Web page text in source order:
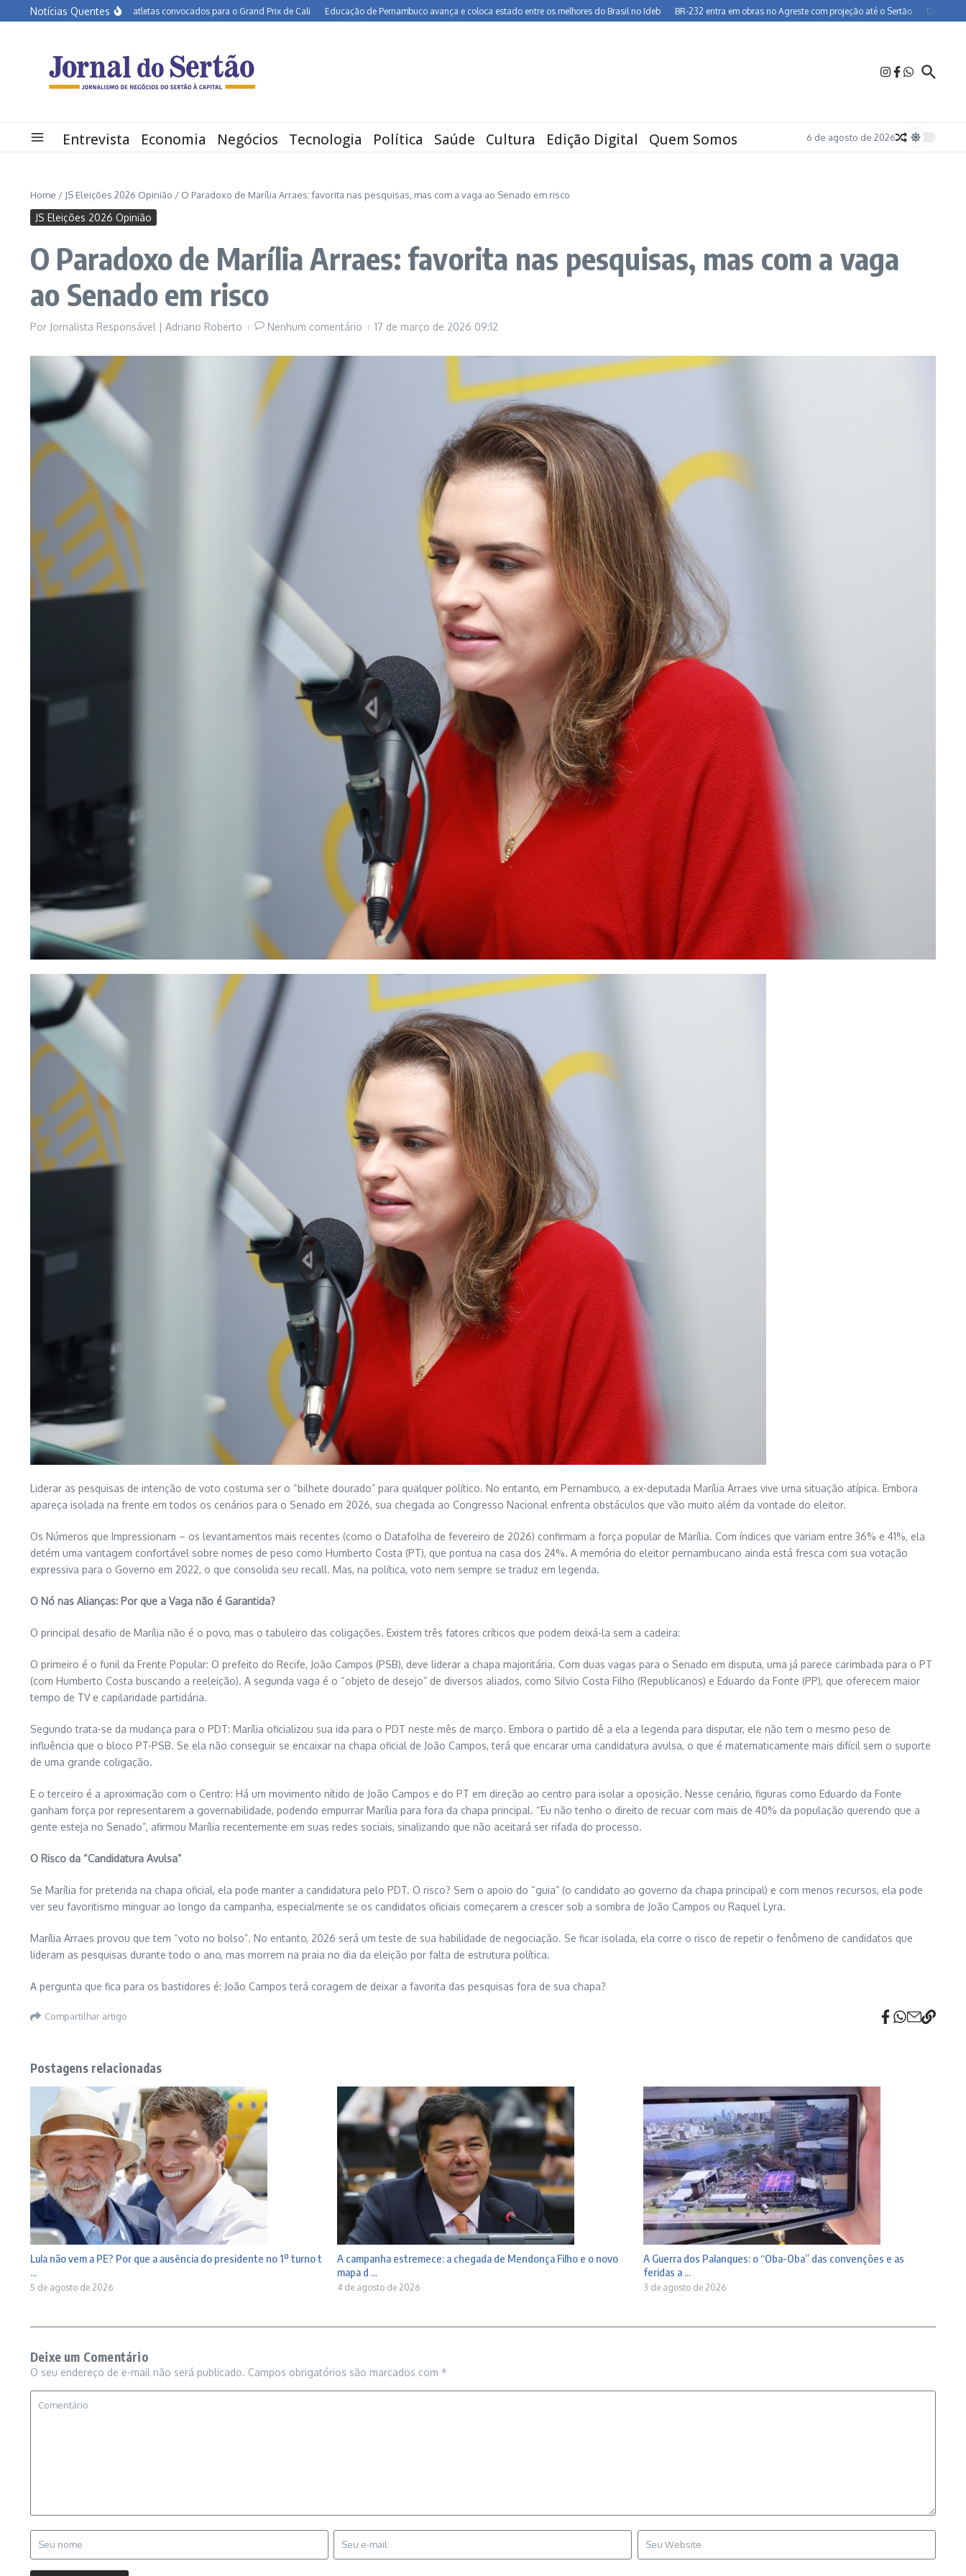
Ir para o conteúdo
Notícias Quentes
APA Petrolina tem três atletas convocados para o Grand Prix de Cali Educação de Pernambuco avança e coloca estado entre os melhores do Brasil no Ideb BR-232 entra em obras no Agreste com projeção até o Sertão Dia dos Pais deve
Entrevista Economia Negócios Tecnologia Política Saúde Cultura Edição Digital Quem Somos 6 de agosto de 2026
Home / JS Eleições 2026 Opinião / O Paradoxo de Marília Arraes: favorita nas pesquisas, mas com a vaga ao Senado em risco
JS Eleições 2026 Opinião
O Paradoxo de Marília Arraes: favorita nas pesquisas, mas com a vaga
ao Senado em risco
Por Jornalista Responsável | Adriano Roberto Nenhum comentário 17 de março de 2026 09:12
Liderar as pesquisas de intenção de voto costuma ser o “bilhete dourado” para qualquer político. No entanto, em Pernambuco, a ex-deputada Marília Arraes vive uma situação atípica. Embora
apareça isolada na frente em todos os cenários para o Senado em 2026, sua chegada ao Congresso Nacional enfrenta obstáculos que vão muito além da vontade do eleitor.
Os Números que Impressionam – os levantamentos mais recentes (como o Datafolha de fevereiro de 2026) confirmam a força popular de Marília. Com índices que variam entre 36% e 41%, ela
detém uma vantagem confortável sobre nomes de peso como Humberto Costa (PT), que pontua na casa dos 24%. A memória do eleitor pernambucano ainda está fresca com sua votação
expressiva para o Governo em 2022, o que consolida seu recall. Mas, na política, voto nem sempre se traduz em legenda.
O Nó nas Alianças: Por que a Vaga não é Garantida?
O principal desafio de Marília não é o povo, mas o tabuleiro das coligações. Existem três fatores críticos que podem deixá-la sem a cadeira:
O primeiro é o funil da Frente Popular: O prefeito do Recife, João Campos (PSB), deve liderar a chapa majoritária. Com duas vagas para o Senado em disputa, uma já parece carimbada para o PT
(com Humberto Costa buscando a reeleição). A segunda vaga é o “objeto de desejo” de diversos aliados, como Silvio Costa Filho (Republicanos) e Eduardo da Fonte (PP), que oferecem maior
tempo de TV e capilaridade partidária.
Segundo trata-se da mudança para o PDT: Marília oficializou sua ida para o PDT neste mês de março. Embora o partido dê a ela a legenda para disputar, ele não tem o mesmo peso de
influência que o bloco PT-PSB. Se ela não conseguir se encaixar na chapa oficial de João Campos, terá que encarar uma candidatura avulsa, o que é matematicamente mais difícil sem o suporte
de uma grande coligação.
E o terceiro é a aproximação com o Centro: Há um movimento nítido de João Campos e do PT em direção ao centro para isolar a oposição. Nesse cenário, figuras como Eduardo da Fonte
ganham força por representarem a governabilidade, podendo empurrar Marília para fora da chapa principal. “Eu não tenho o direito de recuar com mais de 40% da população querendo que a
gente esteja no Senado”, afirmou Marília recentemente em suas redes sociais, sinalizando que não aceitará ser rifada do processo.
O Risco da “Candidatura Avulsa”
Se Marília for preterida na chapa oficial, ela pode manter a candidatura pelo PDT. O risco? Sem o apoio do “guia” (o candidato ao governo da chapa principal) e com menos recursos, ela pode
ver seu favoritismo minguar ao longo da campanha, especialmente se os candidatos oficiais começarem a crescer sob a sombra de João Campos ou Raquel Lyra.
Marília Arraes provou que tem “voto no bolso”. No entanto, 2026 será um teste de sua habilidade de negociação. Se ficar isolada, ela corre o risco de repetir o fenômeno de candidatos que
lideram as pesquisas durante todo o ano, mas morrem na praia no dia da eleição por falta de estrutura política.
A pergunta que fica para os bastidores é: João Campos terá coragem de deixar a favorita das pesquisas fora de sua chapa?
Compartilhar artigo
Postagens relacionadas
Lula não vem a PE? Por que a ausência do presidente no 1º turno t
...
5 de agosto de 2026
A campanha estremece: a chegada de Mendonça Filho e o novo
mapa d ...
4 de agosto de 2026
A Guerra dos Palanques: o “Oba-Oba” das convenções e as
feridas a ...
3 de agosto de 2026
Deixe um Comentário
O seu endereço de e-mail não será publicado. Campos obrigatórios são marcados com *